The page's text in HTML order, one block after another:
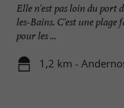
Elle n'est pas loin du port
les-Bains. C'est une plage
pour les ...
1,2 km -